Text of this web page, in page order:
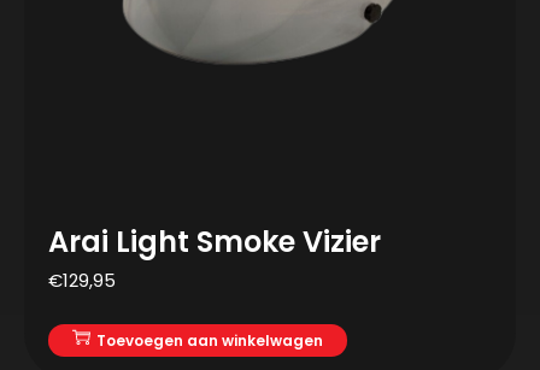
Arai Light Smoke Vizier
€129,95
Toevoegen aan winkelwagen